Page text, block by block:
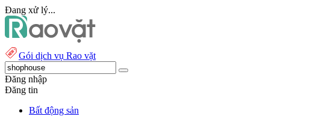
Đang xử lý...
Gói dịch vụ Rao vặt
Đăng nhập
Đăng tin
Bất động sản